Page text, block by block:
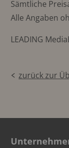
Sämtliche
Alle Angaben
LEADING
zurück zur